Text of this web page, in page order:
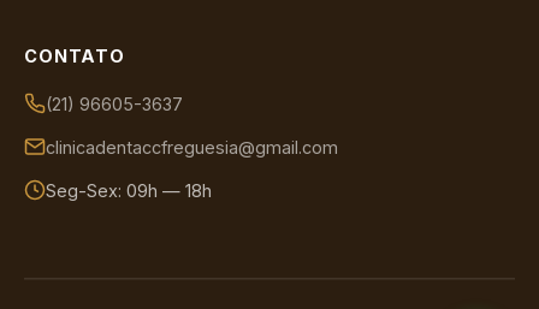
CONTATO
(21) 96605-3637
clinicadentaccfreguesia@gmail.com
Seg-Sex: 09h — 18h